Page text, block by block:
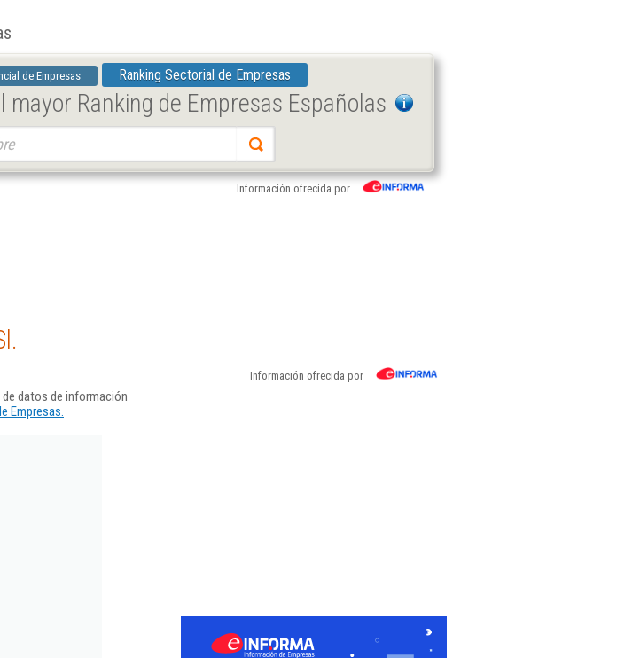
de Empresas Ranking Sectorial de Empresas
Ranking de Empresas Españolas
Información ofrecida por
Información ofrecida por
datos de información
Empresas.